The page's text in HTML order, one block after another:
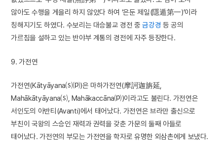
않아도 수행을 게을리 하지 않았다 하여 ‘은둔 제일(隱遁第一)’이라
칭해지기도 하였다. 수보리는 대승불교 경전 중금강경 등 공의
가르침을 설하고 있는 반야부 계통의 경전에 자주 등장한다.
9. 가전연
가전연(Kātyāyana⒮⒫)은 마하가전연(摩訶迦旃延,
Mahākātyāyana⒮, Mahākaccāna⒫)이라고도 불린다. 가전연은
서인도의 아반티(Avanti)에서 태어났다. 가전연은 브라만 출신으로
부친이 국왕의 스승인 재력과 권력을 갖춘 가문의 둘째 아들로
태어났다. 가전연의 부모는 가전연을 학자로 유명한 외삼촌에게 보냈다.